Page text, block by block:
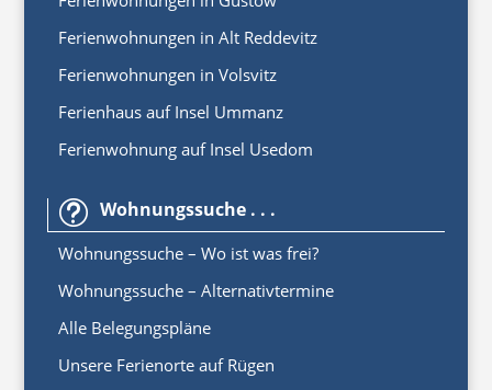
Ferienwohnungen in Alt Reddevitz
Ferienwohnungen in Volsvitz
Ferienhaus auf Insel Ummanz
Ferienwohnung auf Insel Usedom
t Wohnungssuche . . .
Wohnungssuche – Wo ist was frei?
Wohnungssuche – Alternativtermine
Alle Belegungspläne
Unsere Ferienorte auf Rügen